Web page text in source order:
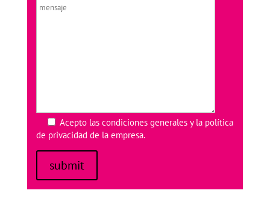
Acepto las condiciones generales y la política
de privacidad de la empresa.
submit